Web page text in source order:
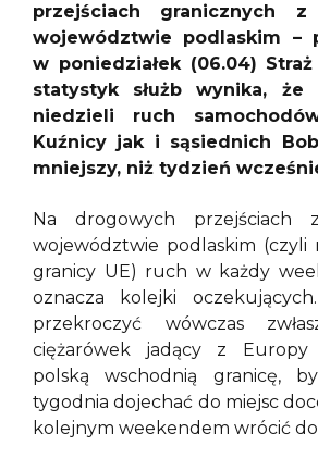
przejściach granicznych z
województwie podlaskim –
w poniedziałek (06.04)
statystyk służb wynika,
niedzieli ruch
Kuźnicy jak i sąsiednich
mniejszy, niż tydzień
Na drogowych przejściach
województwie podlaskim (czyli
granicy UE) ruch w każdy
oznacza kolejki
przekroczyć wówczas
ciężarówek jadący z Europy
polską wschodnią granicę,
tygodnia dojechać do miejsc
kolejnym weekendem wrócić